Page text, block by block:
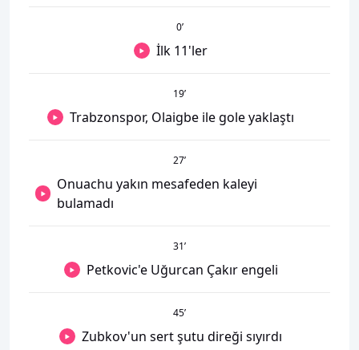
0’
İlk 11'ler
19’
Trabzonspor, Olaigbe ile gole yaklaştı
27’
Onuachu yakın mesafeden kaleyi
bulamadı
31’
Petkovic'e Uğurcan Çakır engeli
45’
Zubkov'un sert şutu direği sıyırdı